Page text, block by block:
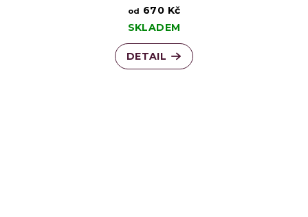
od 670 Kč
SKLADEM
DETAIL